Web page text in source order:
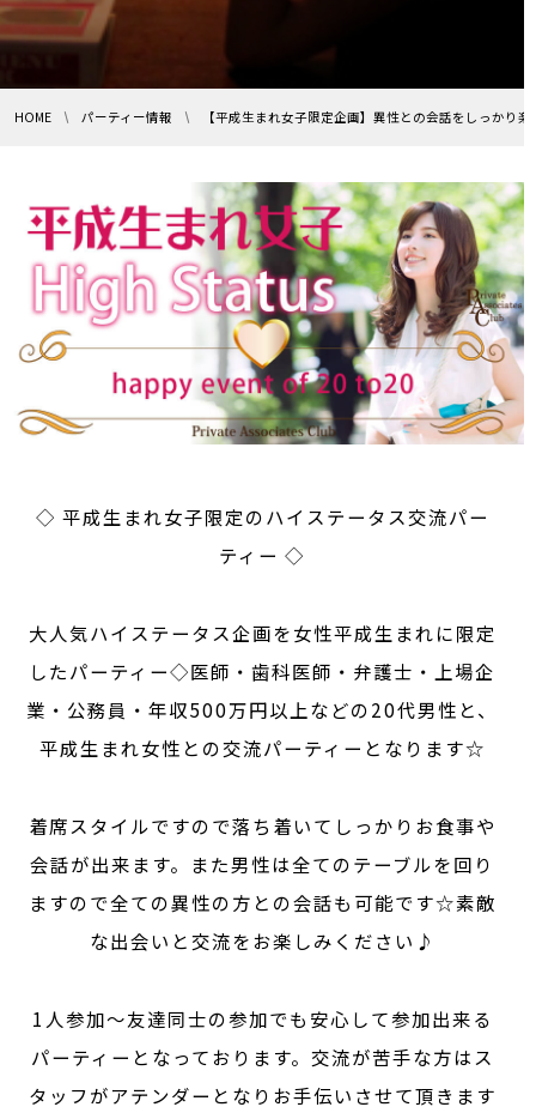
HOME パーティー情報 【平成生まれ女子限定企画】異性との会話をしっかり
◇ 平成生まれ女子限定のハイステータス交流パー
ティー ◇
大人気ハイステータス企画を女性平成生まれに限定
したパーティー◇医師・歯科医師・弁護士・上場企
業・公務員・年収500万円以上などの20代男性と、
平成生まれ女性との交流パーティーとなります☆
着席スタイルですので落ち着いてしっかりお食事や
会話が出来ます。また男性は全てのテーブルを回り
ますので全ての異性の方との会話も可能です☆素敵
な出会いと交流をお楽しみください♪
1人参加～友達同士の参加でも安心して参加出来る
パーティーとなっております。交流が苦手な方はス
タッフがアテンダーとなりお手伝いさせて頂きます